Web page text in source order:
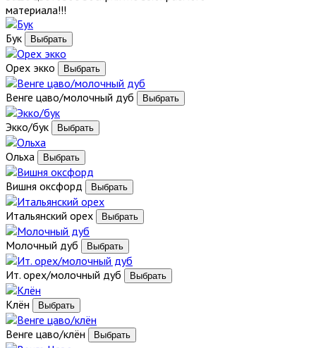
материала!!!
Бук
Орех экко
Венге цаво/молочный дуб
Экко/бук
Ольха
Вишня оксфорд
Итальянский орех
Молочный дуб
Ит. орех/молочный дуб
Клён
Венге цаво/клён